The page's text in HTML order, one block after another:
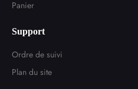
Panier
Support
Ordre de suivi
Plan du site